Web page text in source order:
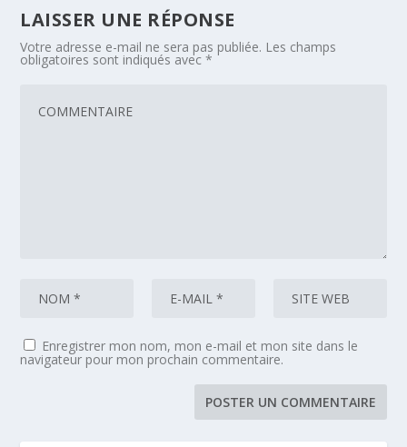
LAISSER UNE RÉPONSE
Votre adresse e-mail ne sera pas publiée. Les champs
obligatoires sont indiqués avec*
Enregistrer mon nom, mon e-mail et mon site dans le
navigateur pour mon prochain commentaire.